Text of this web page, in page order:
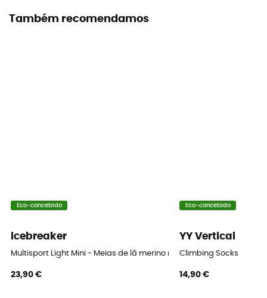
Garantia do fabricante
Também recomendamos
Eco-concebido
icebreaker
Multisport Light Mini - Meias de lã merino mulher
23,90 €
Eco-concebido
YY Vertical
Climbing Socks
14,90 €